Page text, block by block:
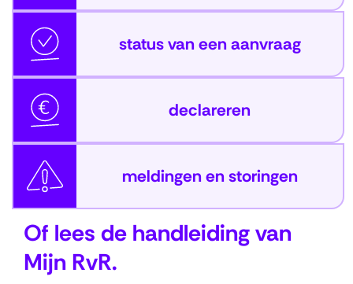
status van een aanvraag
declareren
meldingen en storingen
Of lees de handleiding van
Mijn RvR.